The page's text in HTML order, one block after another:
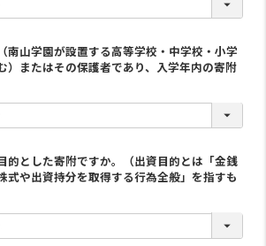
須
南山学園が設置する高等学校・中学校・小学
）またはその保護者であり、入学年内の寄附
的とした寄附ですか。（出資目的とは「金銭
式や出資持分を取得する行為全般」を指すも